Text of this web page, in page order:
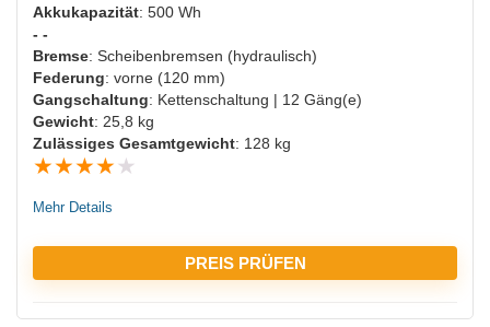
Akkukapazität: 500 Wh
- -
Bremse: Scheibenbremsen (hydraulisch)
Federung: vorne (120 mm)
Gangschaltung: Kettenschaltung | 12 Gäng(e)
Gewicht: 25,8 kg
Zulässiges Gesamtgewicht: 128 kg
★★★★ ★
Mehr Details
PREIS PRÜFEN